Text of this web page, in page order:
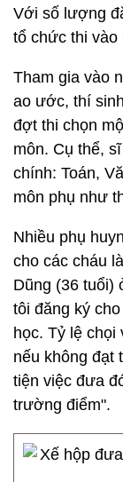
Với số lượng
tổ chức thi vào
Tham gia vào
ao ước, thí
đợt thi chọn
môn. Cụ thể,
chính: Toán,
môn phụ như
Nhiều phụ
cho các cháu
Dũng (36 tuổi)
tôi đăng ký
học. Tỷ lệ chọi
nếu không đạt
tiện việc đưa
trường điểm".